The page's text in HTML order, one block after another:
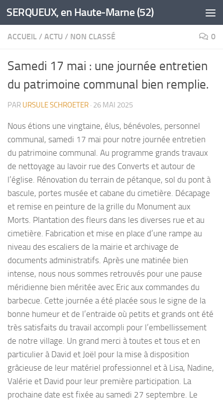
Skip to content
SERQUEUX, en Haute-Marne (52)
ACCUEIL / ACTU / NON CLASSÉ 0
Samedi 17 mai : une journée entretien
du patrimoine communal bien remplie.
PAR URSULE SCHROETER · 26 MAI 2025
Nous étions une vingtaine, élus, bénévoles, personnel
communal, samedi 17 mai pour notre journée entretien
du patrimoine communal. Au programme grands travaux
de nettoyage au lavoir rue des Converts et autour de
l’église. Rénovation du terrain de pétanque, sol du pont à
bascule, portes musée et cabane du cimetière. Décapage
et remise en peinture de la grille du Monument aux
Morts. Plantation des fleurs dans les diverses rue et au
cimetière. Fabrication et mise en place d’une rampe au
niveau des escaliers de la mairie et archivage de
documents administratifs. Après une matinée bien
intense, nous nous sommes retrouvés pour une pause
méridienne bien méritée avec Eric aux commandes du
barbecue. Cette journée a été placée sous le signe de la
bonne humeur et de l’entraide où petits et grands ont été
très satisfaits du travail accompli pour l’embellissement
de notre village. Un grand merci à toutes et tous et en
particulier à David et Joël pour la mise à disposition
grâcieuse de leur matériel professionnel et à Lisa, Nadine,
Valérie et David pour leur première participation. La
prochaine date est fixée au samedi 27 septembre. Le